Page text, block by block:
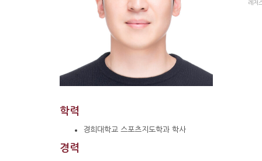
레저
학력
경희대학교 스포츠지도학과 학사
경력